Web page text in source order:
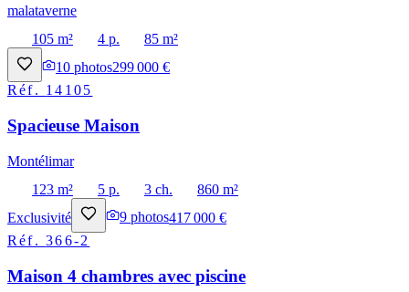
malataverne
105 m²
4 p.
85 m²
10 photos299 000 €
Réf. 14105
Spacieuse Maison
Montélimar
123 m²
5 p. 3 ch.
860 m²
Exclusivité
9 photos417 000 €
Réf.366-2
Maison 4 chambres avec piscine